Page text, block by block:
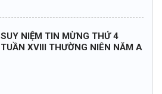
SUY NIỆM TIN MỪNG THỨ 4
TUẦN XVIII THƯỜNG NIÊN NĂM A